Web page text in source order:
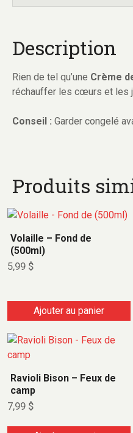
Description
Rien de tel qu’une Crème
réchauffer les cœurs et les
Conseil : Garder congelé
Produits
Volaille – Fond de
(500ml)
5,99 $
Ajouter au panier
Ravioli Bison – Feux de
camp
7,99 $